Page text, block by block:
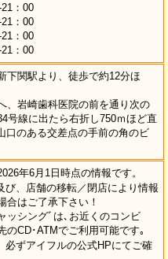
：00
：00
：00
：00
下関駅より、徒歩で約12分ほ
、岩崎歯科医院の前を通り次の
号線に出たら右折し750ｍほど直
口のある交差点の手前の角のビ
年6月1日時点の情報です。
、店舗の移転／閉店により情報
合はご了承下さい！
ッシングﾞは､お近くのコンビ
のCD･ATMでご利用可能です｡
必ずアイフルの公式HPにてご確